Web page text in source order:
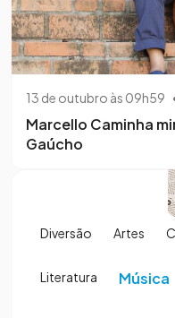
13 de outubro às 09h59
Marcello Caminha
Gaúcho
Diversão Artes
Literatura Música